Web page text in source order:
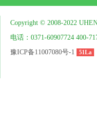
Copyright © 2008-2022
电话：0371-60907724 400-
豫ICP备11007080号-1
51La